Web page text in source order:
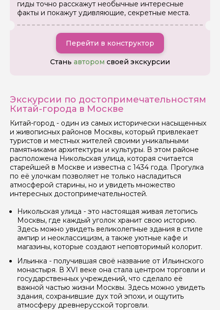
гиды точно расскажут необычные интересные
факты и покажут удивляющие, секретные места.
Перейти в конструктор
Стань автором своей экскурсии
Экскурсии по достопримечательностям
Китай-города в Москве
Китай-город - один из самых исторически насыщенных
и живописных районов Москвы, который привлекает
туристов и местных жителей своими уникальными
памятниками архитектуры и культуры. В этом районе
расположена Никольская улица, которая считается
старейшей в Москве и известна с 1434 года. Прогулка
по её улочкам позволяет не только насладиться
атмосферой старины, но и увидеть множество
интересных достопримечательностей.
Никольская улица - это настоящая живая летопись
Москвы, где каждый уголок хранит свою историю.
Здесь можно увидеть великолепные здания в стиле
ампир и неоклассицизм, а также уютные кафе и
магазины, которые создают неповторимый колорит.
Ильинка - получившая своё название от Ильинского
монастыря. В XVI веке она стала центром торговли и
государственных учреждений, что сделало её
важной частью жизни Москвы. Здесь можно увидеть
здания, сохранившие дух той эпохи, и ощутить
атмосферу древнерусской торговли.